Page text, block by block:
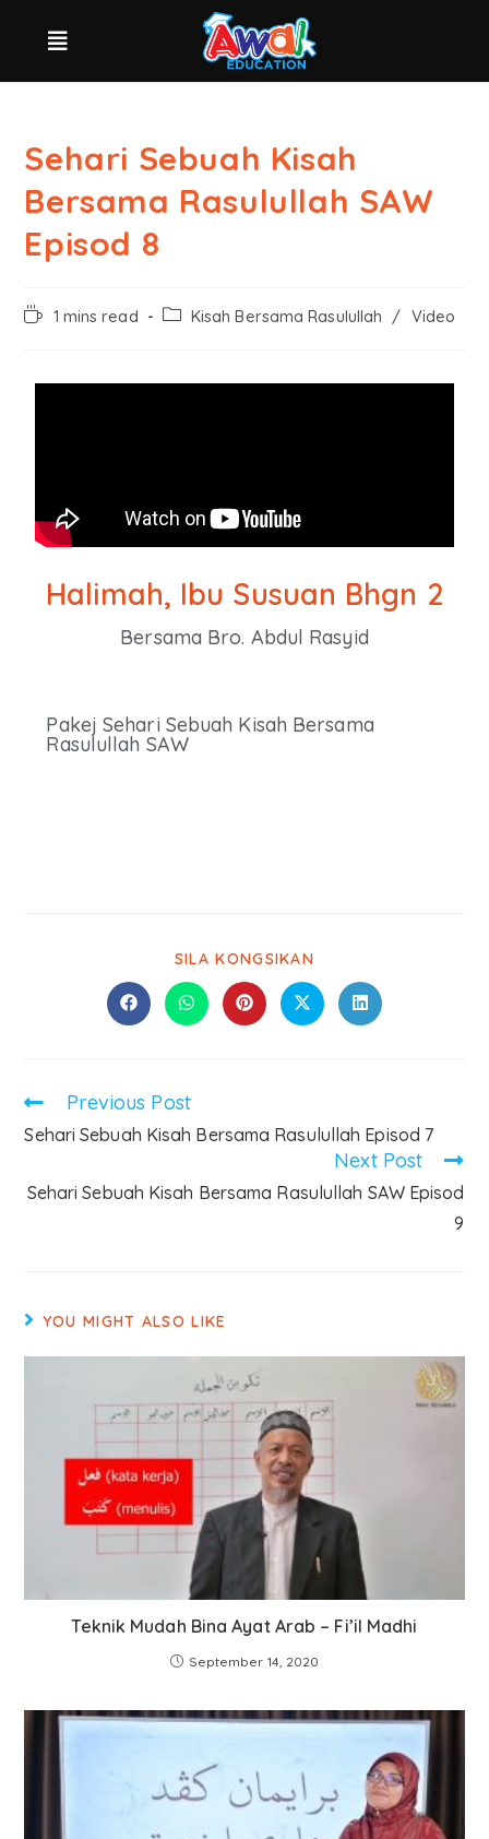
Sehari Sebuah Kisah
Bersama Rasulullah SAW
Episod 8
1 mins read Kisah Bersama Rasulullah / Video
Halimah, Ibu Susuan Bhgn 2
Bersama Bro. Abdul Rasyid
Pakej Sehari Sebuah Kisah Bersama
Rasulullah SAW​​​
SILA KONGSIKAN
Previous Post
Sehari Sebuah Kisah Bersama Rasulullah Episod 7
Next Post
Sehari Sebuah Kisah Bersama Rasulullah SAW Episod
9
YOU MIGHT ALSO LIKE
Teknik Mudah Bina Ayat Arab – Fi’il Madhi
September 14, 2020